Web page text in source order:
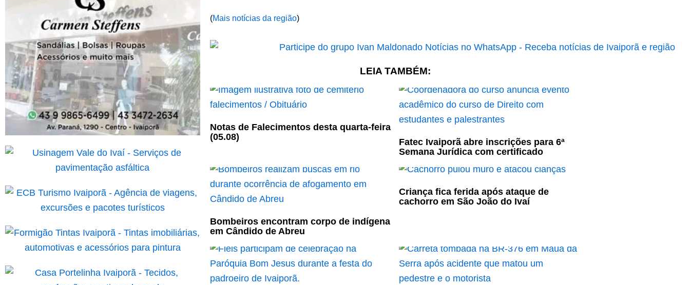
(Mais notícias da região)
LEIA TAMBÉM:
Notas de Falecimentos desta quarta-feira
(05.08)
Fatec Ivaiporã abre inscrições para 6ª
Semana Jurídica com certificado
Bombeiros encontram corpo de indígena
em Cândido de Abreu
Criança fica ferida após ataque de
cachorro em São João do Ivaí